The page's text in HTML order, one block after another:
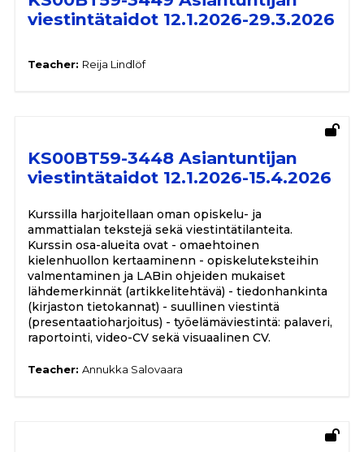
viestintätaidot 12.1.2026-29.3.2026
Teacher: Reija Lindlöf
KS00BT59-3448 Asiantuntijan
viestintätaidot 12.1.2026-15.4.2026
Kurssilla harjoitellaan oman opiskelu- ja
ammattialan tekstejä sekä viestintätilanteita.
Kurssin osa-alueita ovat - omaehtoinen
kielenhuollon kertaaminenn - opiskeluteksteihin
valmentaminen ja LABin ohjeiden mukaiset
lähdemerkinnät (artikkelitehtävä) - tiedonhankinta
(kirjaston tietokannat) - suullinen viestintä
(presentaatioharjoitus) - työelämäviestintä: palaveri,
raportointi, video-CV sekä visuaalinen CV.
Teacher: Annukka Salovaara